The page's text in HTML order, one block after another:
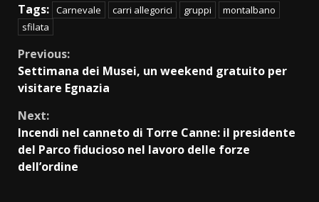
Tags: Carnevale carri allegorici gruppi
montalbano
sfilata
Continue
Reading
Previous:
Settimana dei Musei, un weekend gratuito per
visitare Egnazia
Next:
Incendi nel canneto di Torre Canne: il presidente
del Parco fiducioso nel lavoro delle forze
dell’ordine